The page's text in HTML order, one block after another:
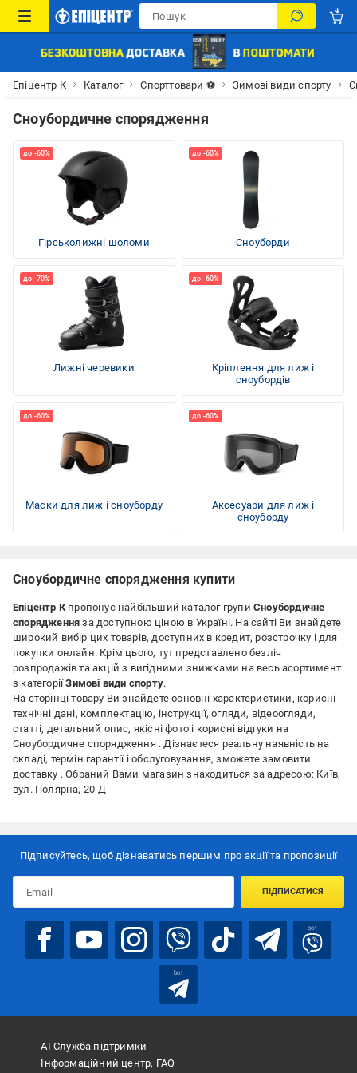
Епіцентр К Каталог Спорттовари ⚽ Зимові види спорту
Сноубордичне спорядження
Гірськолижні шоломи Сноуборди
Лижні черевики
Кріплення для лиж і
сноубордів
Маски для лиж і сноуборду
Аксесуари для лиж і
сноуборду
Сноубордичне спорядження купити
Епіцентр Кпропонує найбільший каталог групи Сноубордичне
спорядженняза доступною ціною в Україні. На сайті Ви знайдете
широкий вибір цих товарів, доступних в кредит, розстрочку і для
покупки онлайн. Крім цього, тут представлено безліч
розпродажів та акцій з вигідними знижками на весь асортимент
з категоріїЗимові види спорту.
На сторінці товару Ви знайдете основні характеристики, корисні
технічні дані, комплектацію, інструкції, огляди, відеоогляди,
статті, детальний опис, якісні фото і корисні відгуки на
Сноубордичне спорядження . Дізнаєтеся реальну наявність на
складі, термін гарантії і обслуговування, зможете замовити
доставку . Обраний Вами магазин знаходиться за адресою: Київ,
вул. Полярна, 20-Д
Підписуйтесь, щоб дізнаватись першим про акції та пропозиції
ПІДПИСАТИСЯ
bot
bot
АІ Служба підтримки
Інформаційний центр, FAQ